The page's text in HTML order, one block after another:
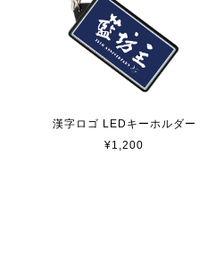
漢字ロゴ LEDキーホルダー
¥1,200